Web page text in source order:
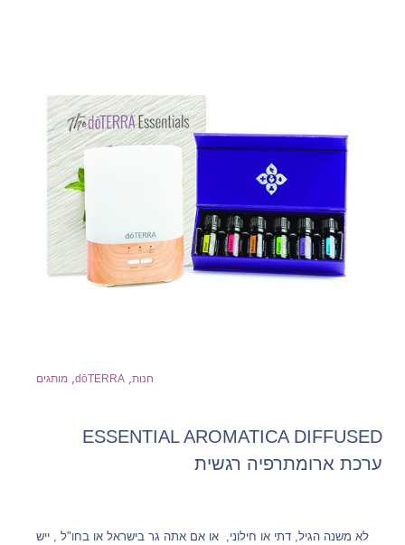
חנות,
dōTERRA
, מותגים
ESSENTIAL AROMATICA DIFFUSED
ערכת ארומתרפיה רגשית
לא משנה הגיל, דתי או חילוני, או אם אתה גר בישראל או בחו"ל , ייש